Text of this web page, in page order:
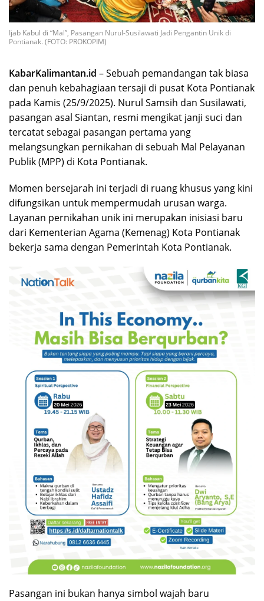
Ijab Kabul di “Mal”, Pasangan Nurul-Susilawati Jadi Pengantin Unik di
Pontianak. (FOTO: PROKOPIM)
KabarKalimantan.id – Sebuah pemandangan tak biasa
dan penuh kebahagiaan tersaji di pusat Kota Pontianak
pada Kamis (25/9/2025). Nurul Samsih dan Susilawati,
pasangan asal Siantan, resmi mengikat janji suci dan
tercatat sebagai pasangan pertama yang
melangsungkan pernikahan di sebuah Mal Pelayanan
Publik (MPP) di Kota Pontianak.
Momen bersejarah ini terjadi di ruang khusus yang kini
difungsikan untuk mempermudah urusan warga.
Layanan pernikahan unik ini merupakan inisiasi baru
dari Kementerian Agama (Kemenag) Kota Pontianak
bekerja sama dengan Pemerintah Kota Pontianak.
Pasangan ini bukan hanya simbol wajah baru